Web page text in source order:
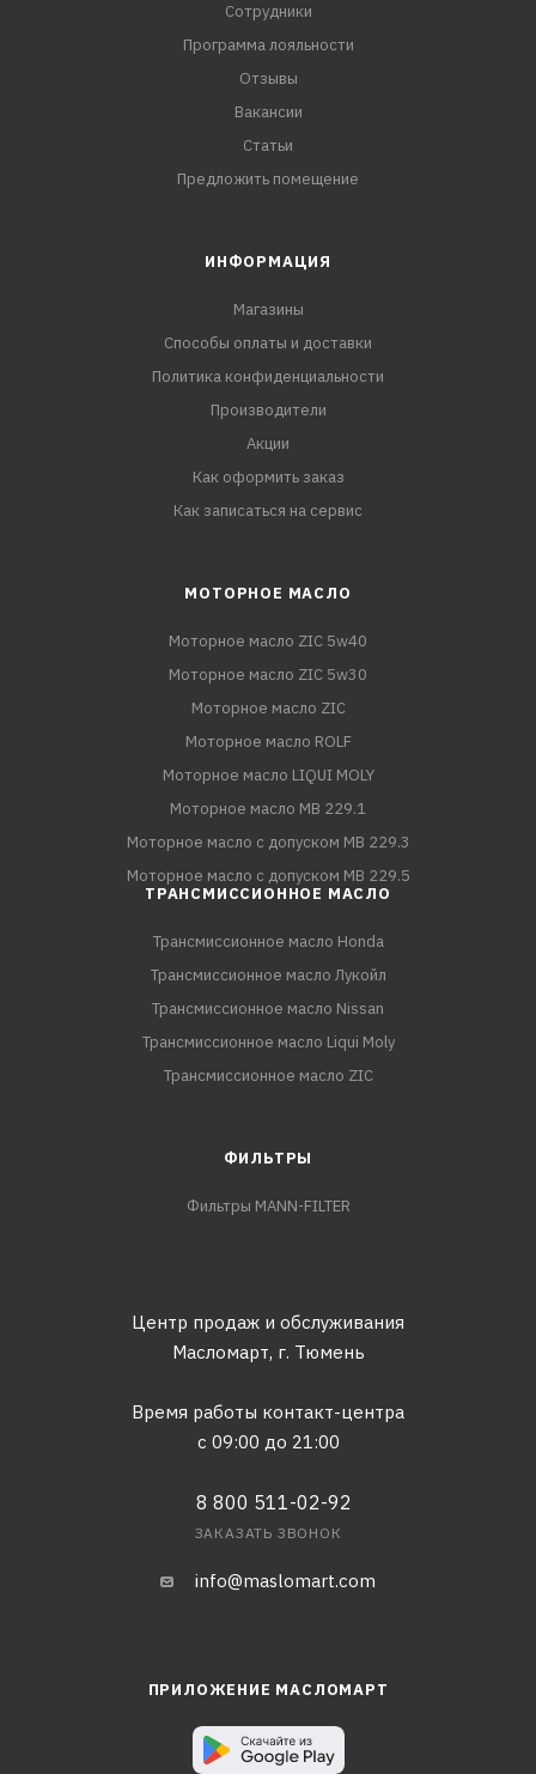
Сотрудники
Программа лояльности
Отзывы
Вакансии
Статьи
Предложить помещение
ИНФОРМАЦИЯ
Магазины
Способы оплаты и доставки
Политика конфиденциальности
Производители
Акции
Как оформить заказ
Как записаться на сервис
МОТОРНОЕ МАСЛО
Моторное масло ZIC 5w40
Моторное масло ZIC 5w30
Моторное масло ZIC
Моторное масло ROLF
Моторное масло LIQUI MOLY
Моторное масло MB 229.1
Моторное масло с допуском MB 229.3
Моторное масло с допуском MB 229.5
ТРАНСМИССИОННОЕ МАСЛО
Трансмиссионное масло Honda
Трансмиссионное масло Лукойл
Трансмиссионное масло Nissan
Трансмиссионное масло Liqui Moly
Трансмиссионное масло ZIC
ФИЛЬТРЫ
Фильтры MANN-FILTER
Центр продаж и обслуживания
Масломарт, г. Тюмень
Время работы контакт-центра
с 09:00 до 21:00
8 800 511-02-92
ЗАКАЗАТЬ ЗВОНОК
info@maslomart.com
ПРИЛОЖЕНИЕ МАСЛОМАРТ